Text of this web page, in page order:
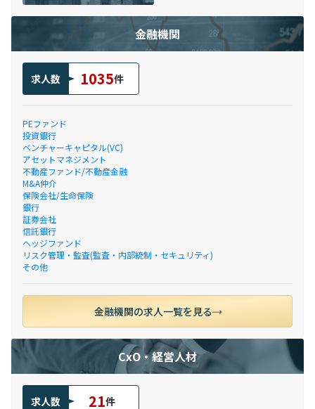
金融機関
求人数 1035件
PEファンド
投資銀行
ベンチャーキャピタル(VC)
アセットマネジメント
不動産ファンド/不動産金融
M&A仲介
保険会社/生命保険
銀行
証券会社
信託銀行
ヘッジファンド
リスク管理・監査(監査・内部統制・セキュリティ)
その他
金融機関の求人一覧を見る
CxO・経営人材
求人数 21件